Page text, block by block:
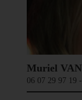
Muriel
06 07 29 97 19